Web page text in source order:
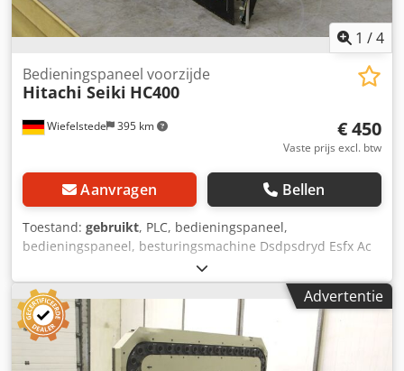
1 /4
Wiefelstede 395 km
Bedieningspaneel voorzijde
Hitachi Seiki HC400
€ 450
Vaste prijs excl. btw
Aanvragen Bellen
Toestand: gebruikt, PLC, bedieningspaneel,
bedieningspaneel, besturingsmachine Dsdpsdryd Esfx Ac
Uswa -De voorkant van het bedieningspaneel komt van:
een Hitachi Seiki type HC400 bewerkingscentrum -
fabrikant: Hitachi Seiki -Controle: FANUC -Maten:
400/310/H100 mm -gewicht: 3,8 kg
Advertentie